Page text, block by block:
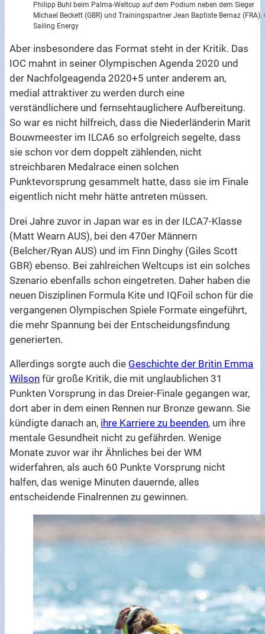
Philipp Buhl beim Palma-Weltcup auf dem Podium neben dem Sieger
Michael Beckett (GBR) und Trainingspartner Jean Baptiste Bernaz (FRA).
Sailing Energy
Aber insbesondere das Format steht in der Kritik. Das
IOC mahnt in seiner Olympischen Agenda 2020 und
der Nachfolgeagenda 2020+5 unter anderem an,
medial attraktiver zu werden durch eine
verständlichere und fernsehtauglichere Aufbereitung.
So war es nicht hilfreich, dass die Niederländerin Marit
Bouwmeester im ILCA6 so erfolgreich segelte, dass
sie schon vor dem doppelt zählenden, nicht
streichbaren Medalrace einen solchen
Punktevorsprung gesammelt hatte, dass sie im Finale
eigentlich nicht mehr hätte antreten müssen.
Drei Jahre zuvor in Japan war es in der ILCA7-Klasse
(Matt Wearn AUS), bei den 470er Männern
(Belcher/Ryan AUS) und im Finn Dinghy (Giles Scott
GBR) ebenso. Bei zahlreichen Weltcups ist ein solches
Szenario ebenfalls schon eingetreten. Daher haben die
neuen Disziplinen Formula Kite und IQFoil schon für die
vergangenen Olympischen Spiele Formate eingeführt,
die mehr Spannung bei der Entscheidungsfindung
generierten.
Allerdings sorgte auch die Geschichte der Britin Emma
Wilson für große Kritik, die mit unglaublichen 31
Punkten Vorsprung in das Dreier-Finale gegangen war,
dort aber in dem einen Rennen nur Bronze gewann. Sie
kündigte danach an, ihre Karriere zu beenden, um ihre
mentale Gesundheit nicht zu gefährden. Wenige
Monate zuvor war ihr Ähnliches bei der WM
widerfahren, als auch 60 Punkte Vorsprung nicht
halfen, das wenige Minuten dauernde, alles
entscheidende Finalrennen zu gewinnen.